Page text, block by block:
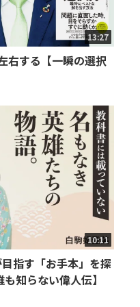
13:27
右する【一瞬の選択
10:11
指す「お手本」を探
知らない偉人伝】